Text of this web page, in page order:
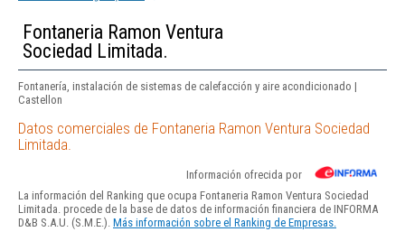
Fontaneria Ramon Ventura
Sociedad Limitada.
Fontanería, instalación de sistemas de calefacción y aire acondicionado |
Castellon
Datos comerciales de Fontaneria Ramon Ventura Sociedad
Limitada.
Información ofrecida por
La información del Ranking que ocupa Fontaneria Ramon Ventura Sociedad
Limitada. procede de la base de datos de información financiera de INFORMA
D&B S.A.U. (S.M.E.). Más información sobre el Ranking de Empresas.